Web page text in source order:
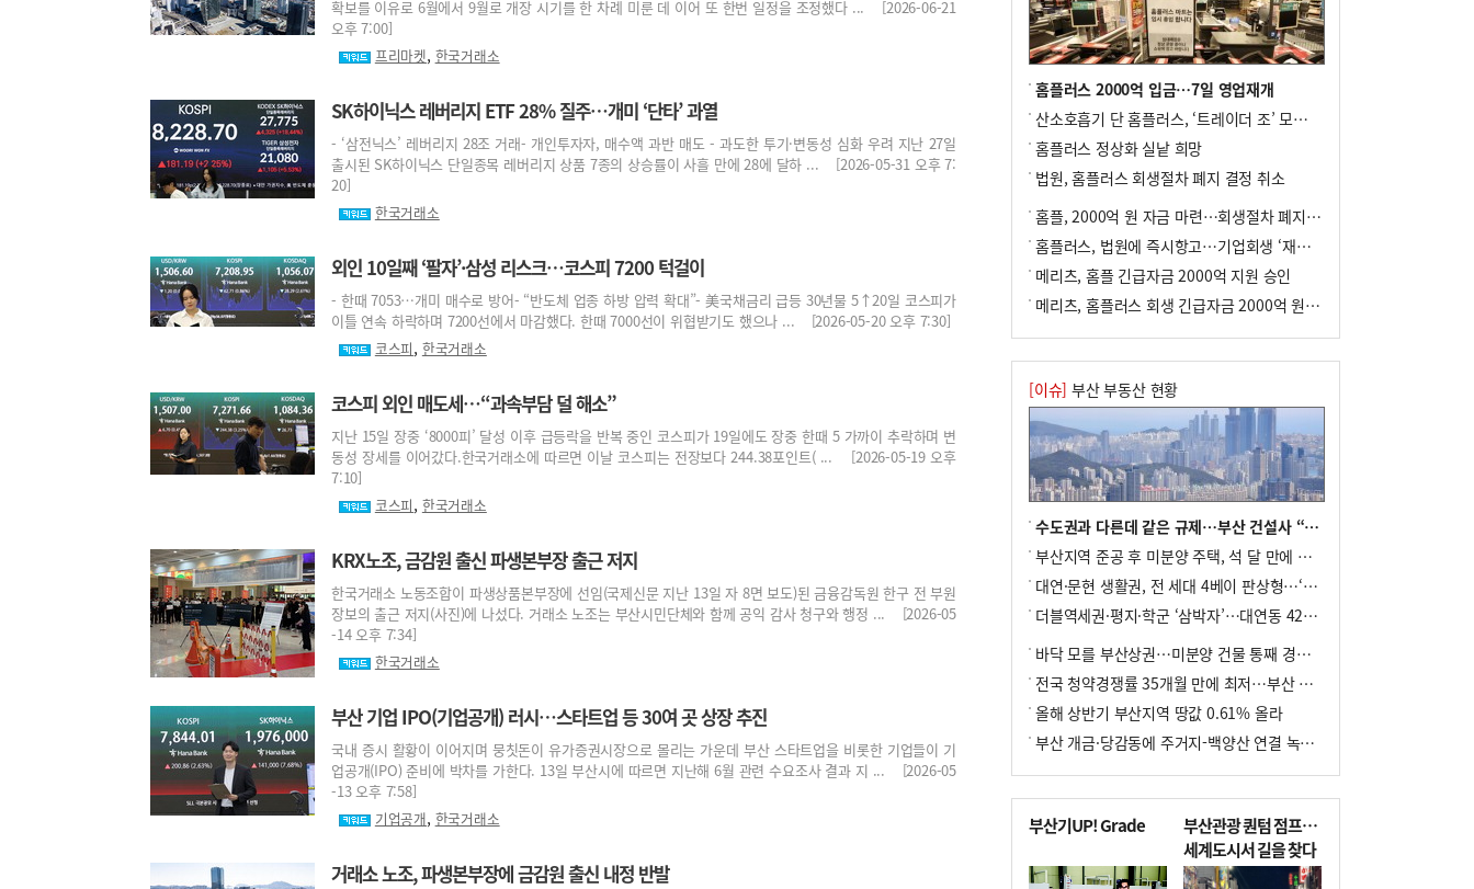
확보를 이유로 6월에서 9월로 개장 시기를 한 차례 미룬 데 이어 또 한번 일정을 조정했다 ... [2026-06-21
오후 7:00]
프리마켓, 한국거래소
SK하이닉스 레버리지 ETF 28% 질주…개미 ‘단타’ 과열
- ‘삼전닉스’ 레버리지 28조 거래- 개인투자자, 매수액 과반 매도 - 과도한 투기·변동성 심화 우려 지난 27일
출시된 SK하이닉스 단일종목 레버리지 상품 7종의 상승률이 사흘 만에 28에 달하 ... [2026-05-31 오후 7:
20]
한국거래소
외인 10일째 ‘팔자’·삼성 리스크…코스피 7200 턱걸이
- 한때 7053…개미 매수로 방어- “반도체 업종 하방 압력 확대”- 美국채금리 급등 30년물 5↑20일 코스피가
이틀 연속 하락하며 7200선에서 마감했다. 한때 7000선이 위협받기도 했으나 ... [2026-05-20 오후 7:30]
코스피, 한국거래소
코스피 외인 매도세…“과속부담 덜 해소”
지난 15일 장중 ‘8000피’ 달성 이후 급등락을 반복 중인 코스피가 19일에도 장중 한때 5 가까이 추락하며 변
동성 장세를 이어갔다.한국거래소에 따르면 이날 코스피는 전장보다 244.38포인트( ... [2026-05-19 오후
7:10]
코스피, 한국거래소
KRX노조, 금감원 출신 파생본부장 출근 저지
한국거래소 노동조합이 파생상품본부장에 선임(국제신문 지난 13일 자 8면 보도)된 금융감독원 한구 전 부원
장보의 출근 저지(사진)에 나섰다. 거래소 노조는 부산시민단체와 함께 공익 감사 청구와 행정 ... [2026-05
-14 오후 7:34]
한국거래소
부산 기업 IPO(기업공개) 러시…스타트업 등 30여 곳 상장 추진
국내 증시 활황이 이어지며 뭉칫돈이 유가증권시장으로 몰리는 가운데 부산 스타트업을 비롯한 기업들이 기
업공개(IPO) 준비에 박차를 가한다. 13일 부산시에 따르면 지난해 6월 관련 수요조사 결과 지 ... [2026-05
-13 오후 7:58]
기업공개, 한국거래소
거래소 노조, 파생본부장에 금감원 출신 내정 반발
8
통영시민 추석 전 35만 원 받는다
9
부산 철강공장 50대 노동자 추락사
10 국힘 부산시당, ‘정이한 조력’ 시의원 윤리
위에…‘한동훈 지지’도 신고접수
홈플러스 2000억 입금…7일 영업재개
산소호흡기 단 홈플러스, ‘트레이더 조’ 모델로 살아날까
홈플러스 정상화 실낱 희망
법원, 홈플러스 회생절차 폐지 결정 취소
홈플, 2000억 원 자금 마련…회생절차 폐지에 즉시항고(종합)
홈플러스, 법원에 즉시항고…기업회생 ‘재도전’
메리츠, 홈플 긴급자금 2000억 지원 승인
메리츠, 홈플러스 회생 긴급자금 2000억 원 지원 승인
[이슈] 부산 부동산 현황
수도권과 다른데 같은 규제…부산 건설사 “쓰러지기 직전”
부산지역 준공 후 미분양 주택, 석 달 만에 다시 3000가구 넘어서
대연·문현 생활권, 전 세대 4베이 판상형…‘더샵 트리센트’ 내달 분양
더블역세권·평지·학군 ‘삼박자’…대연동 42층 브랜드 단지
바닥 모를 부산상권…미분양 건물 통째 경매도
전국 청약경쟁률 35개월 만에 최저…부산 미분양 ‘적체’ 심화
올해 상반기 부산지역 땅값 0.61% 올라
부산 개금·당감동에 주거지-백양산 연결 녹지 조성
부산기UP! Grade
부산관광 퀀텀 점프…
세계도시서 길을 찾다